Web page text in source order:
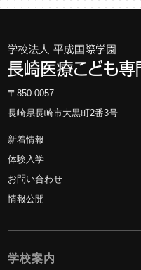
〒850-0057
長崎県長崎市大黒町2番3号
新着情報
体験入学
お問い合わせ
情報公開
学校案内